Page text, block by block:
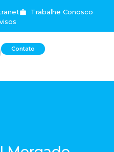
Trabalhe Conosco
Contato